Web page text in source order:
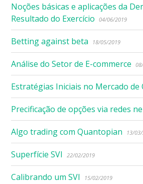
Noções básicas e aplicações da
Resultado do Exercício
04/06/2019
Betting against beta 18/05/2019
Análise do Setor de E-commerce
Estratégias Iniciais no Mercado de
Precificação de opções via redes
Algo trading com Quantopian 13/
Superfície SVI 22/02/2019
Calibrando um SVI 15/02/2019